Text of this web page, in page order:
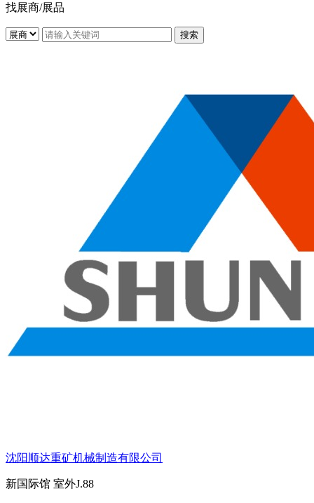
找展商/展品
搜索
沈阳顺达重矿机械制造有限公司
新国际馆 室外J.88